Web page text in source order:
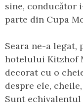
sine, conducător
parte din Cupa
Seara ne-a legat,
hotelului Kitzhof
decorat cu o
despre ele,
Sunt